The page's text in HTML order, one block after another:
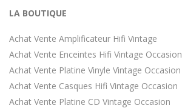
LA BOUTIQUE
Achat Vente Amplificateur Hifi Vintage
Achat Vente Enceintes Hifi Vintage Occasion
Achat Vente Platine Vinyle Vintage Occasion
Achat Vente Casques Hifi Vintage Occasion
Achat Vente Platine CD Vintage Occasion